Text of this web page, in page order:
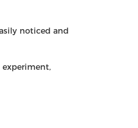
noticed and
experiment,